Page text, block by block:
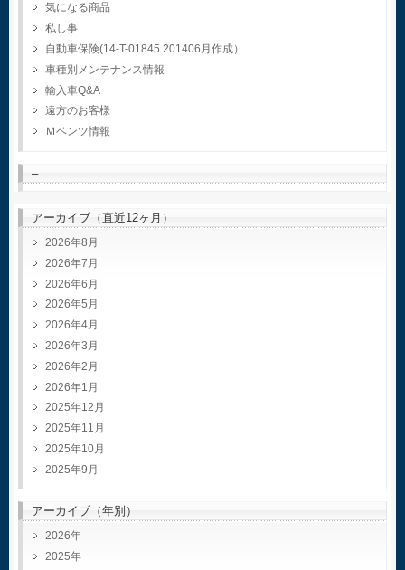
気になる商品
私し事
自動車保険(14-T-01845.201406月作成）
車種別メンテナンス情報
輸入車Q&A
遠方のお客様
Ｍベンツ情報
–
アーカイブ（直近12ヶ月）
2026年8月
2026年7月
2026年6月
2026年5月
2026年4月
2026年3月
2026年2月
2026年1月
2025年12月
2025年11月
2025年10月
2025年9月
アーカイブ（年別）
2026
2025